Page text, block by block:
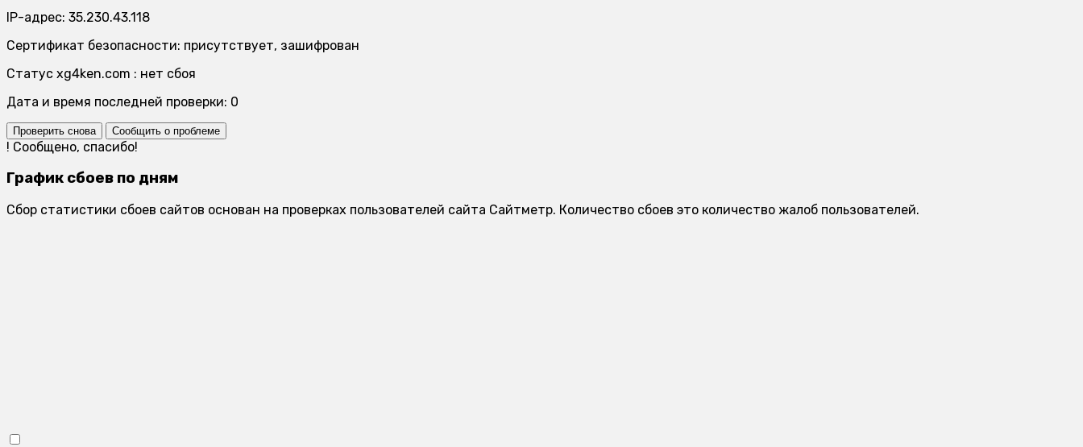
IP-адрес: 35.230.43.118
Сертификат безопасности: присутствует, зашифрован
Статус xg4ken.com : нет сбоя
Дата и время последней проверки: 0
Проверить снова Сообщить о проблеме
! Сообщено, спасибо!
График сбоев по дням
Сбор статистики сбоев сайтов основан на проверках пользователей сайта Сайтметр. Количество сбоев это количество жалоб пользователей.